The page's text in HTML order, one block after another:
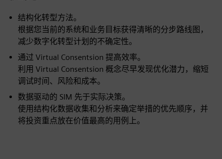
结构化转型方法。
根据您当前的系统和业务目标获得清晰的分步路线图，
减少数字化转型计划的不确定性。
通过 Virtual Consentsion 提高效率。
利用 Virtual Consentsion 概念尽早发现优化潜力，缩短
调试时间、风险和成本。
数据驱动的 SIM 先于实际决策。
使用结构化数据收集和分析来确定举措的优先顺序，并
将投资重点放在价值最高的用例上。